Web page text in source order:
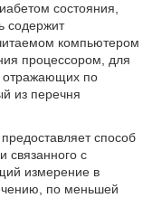
состояния,
содержит
компьютером
процессором, для
отражающих по
из перечня
способ
связанного с
измерение в
по меньшей